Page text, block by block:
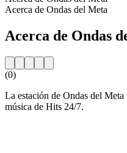
Acerca de Ondas del Meta
Acerca de Ondas
(0)
La estación de Ondas del
música de Hits 24/7.